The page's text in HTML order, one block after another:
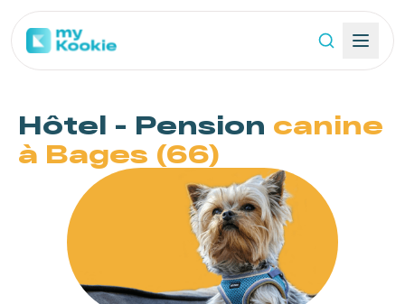
Hôtel - Pension canine
à Bages (66)